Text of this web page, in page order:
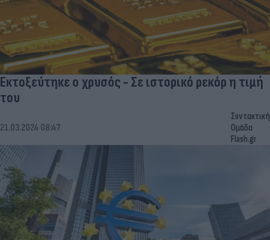
Εκτοξεύτηκε ο χρυσός - Σε ιστορικό ρεκόρ η τιμή
του
21.03.2024 08:47
Συντακτική
Ομάδα
Flash.gr